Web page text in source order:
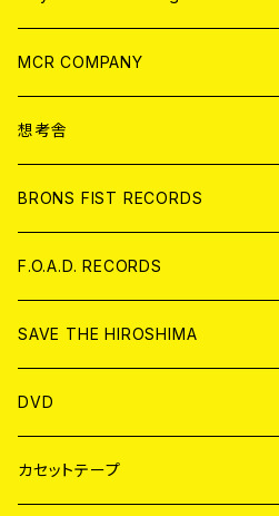
ANALOG
CD
ANALOG
MCR COMPANY
CD
アパレル
ANALOG
想考舎
BRONS FIST RECORDS
CD
ANALOG
F.O.A.D. RECORDS
CD
ANALOG
SAVE THE HIROSHIMA
アパレル
BADGE
DVD
JAPAN
カセットテープ